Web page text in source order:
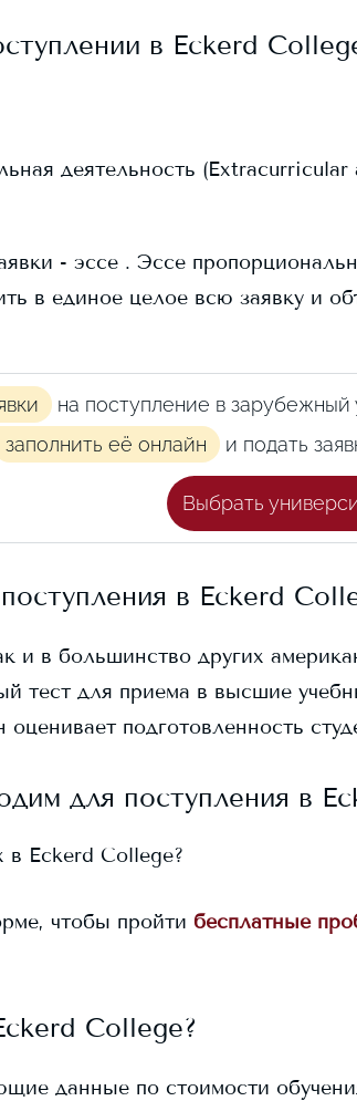
в Eckerd
деятельность
- эссе . Эссе
в единое целое всю заявку и
на поступление в зарубежный
заполнить её онлайн и подать
Выбрать
в Eckerd
и в большинство других
тест для приема в высшие
подготовленность
для поступления в
в Eckerd College?
чтобы пройти бесплатные
College?
данные по стоимости